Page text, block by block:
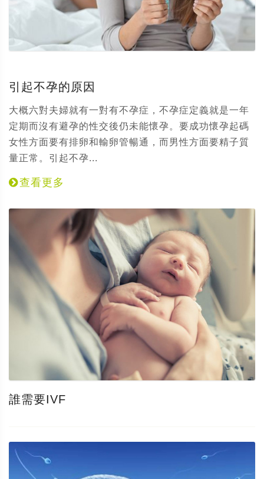
引起不孕的原因
大概六對夫婦就有一對有不孕症，不孕症定義就是一年
定期而沒有避孕的性交後仍未能懷孕。要成功懷孕起碼
女性方面要有排卵和輸卵管暢通，而男性方面要精子質
量正常。引起不孕...
查看更多
誰需要IVF